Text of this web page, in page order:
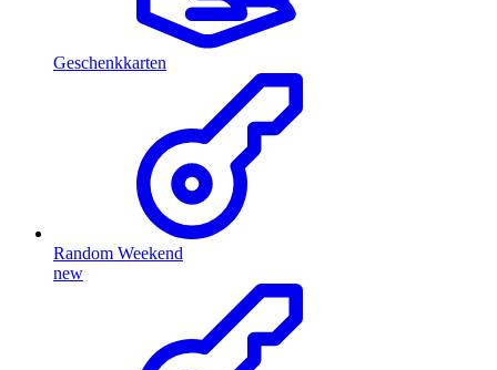
Geschenkkarten
Random Weekend
new